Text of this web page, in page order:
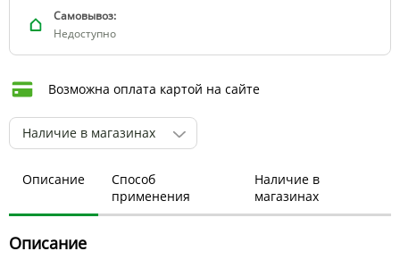
Самовывоз:
Недоступно
Возможна оплата картой на сайте
Наличие в магазинах
Описание
Способ
применения
Наличие в
магазинах
Описание